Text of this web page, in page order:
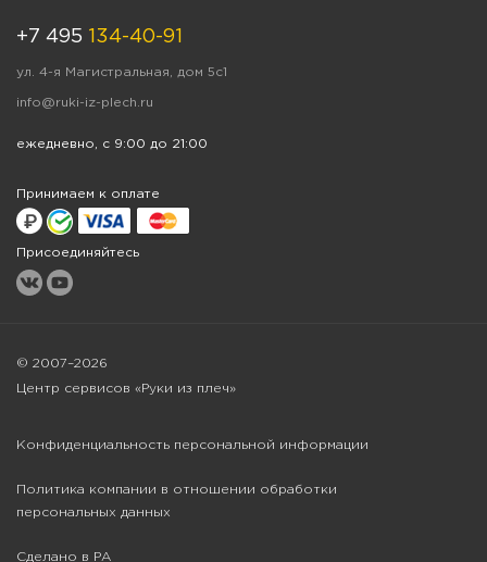
+7 495 134-40-91
ул. 4-я Магистральная, дом 5с1
info@ruki-iz-plech.ru
ежедневно, с 9:00 до 21:00
Принимаем к оплате
Присоединяйтесь
© 2007–2026
Центр сервисов «Руки из плеч»
Конфиденциальность персональной информации
Политика компании в отношении обработки
персональных данных
Сделано в РА